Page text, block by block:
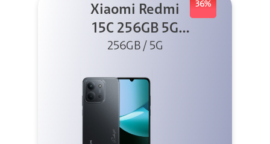
36%
Xiaomi Redmi
15C 256GB 5G
Negro
256GB / 5G